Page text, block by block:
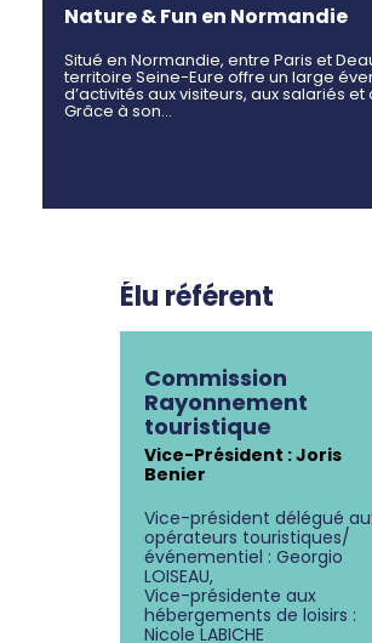
Nature & Fun en Normandie
Situé en Normandie, entre Paris et
territoire Seine-Eure offre un large
d’activités aux visiteurs, aux salariés et
Grâce à son…
Élu référent
Commission
Rayonnement
touristique
Vice-Président : Joris
Benier
Vice-président délégué
opérateurs touristiques/
événementiel : Georgio
LOISEAU,
Vice-présidente aux
hébergements de loisirs :
Nicole LABICHE